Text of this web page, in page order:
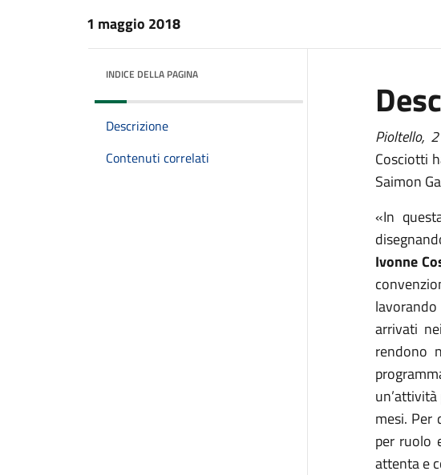
1 maggio 2018
INDICE DELLA PAGINA
Descrizione
Contenuti correlati
Pioltello, 2
Cosciotti
Saimon
«In
Ivonne
arrivati
rendono
mesi. Per
per ruolo
attenta e